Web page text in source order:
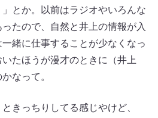
とか。以前はラジオやいろんな
たので、自然と井上の情報が入
緒に仕事することが少なくなっ
たほうが漫才のときに（井上
なって。
きっちりしてる感じやけど、